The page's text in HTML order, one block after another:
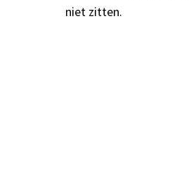
niet zitten.